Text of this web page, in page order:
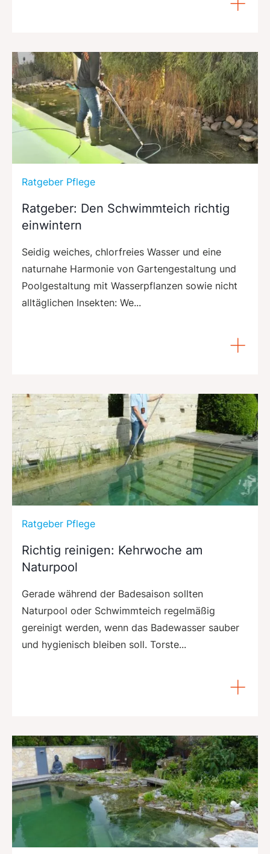
Ratgeber Pflege
Ratgeber: Den Schwimmteich richtig
einwintern
Seidig weiches, chlorfreies Wasser und eine
naturnahe Harmonie von Gartengestaltung und
Poolgestaltung mit Wasserpflanzen sowie nicht
alltäglichen Insekten: We...
Ratgeber Pflege
Richtig reinigen: Kehrwoche am
Naturpool
Gerade während der Badesaison sollten
Naturpool oder Schwimmteich regelmäßig
gereinigt werden, wenn das Badewasser sauber
und hygienisch bleiben soll. Torste...